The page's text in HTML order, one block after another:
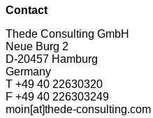
Contact
Thede Consulting GmbH
Neue Burg 2
D-20457 Hamburg
Germany
T +49 40 22630320
F +49 40 226303249
moin[at]thede-consulting.com